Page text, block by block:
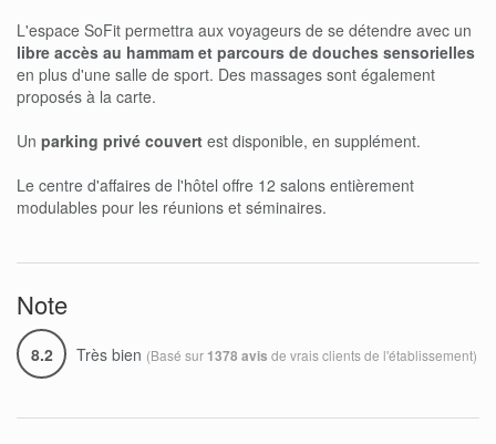
L'espace SoFit permettra aux voyageurs de se détendre avec un
libre accès au hammam et parcours de douches sensorielles
en plus d'une salle de sport. Des massages sont également
proposés à la carte.
Un parking privé couvert est disponible, en supplément.
Le centre d'affaires de l'hôtel offre 12 salons entièrement
modulables pour les réunions et séminaires.
Note
8.2 Très bien (Basé sur 1378 avis de vrais clients de l'établissement)